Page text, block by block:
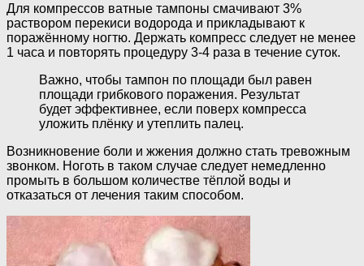
Для компрессов ватные тампоны смачивают 3%
раствором перекиси водорода и прикладывают к
поражённому ногтю. Держать компресс следует не менее
1 часа и повторять процедуру 3-4 раза в течение суток.
Важно, чтобы тампон по площади был равен
площади грибкового поражения. Результат
будет эффективнее, если поверх компресса
уложить плёнку и утеплить палец.
Возникновение боли и жжения должно стать тревожным
звонком. Ноготь в таком случае следует немедленно
промыть в большом количестве тёплой воды и
отказаться от лечения таким способом.